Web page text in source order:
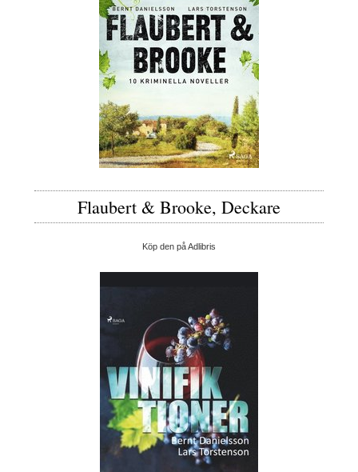
Flaubert & Brooke, Deckare
Köp den på Adlibris